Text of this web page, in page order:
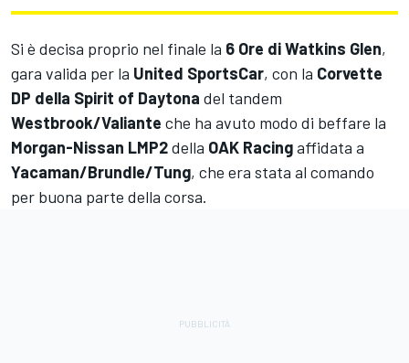
Si è decisa proprio nel finale la 6 Ore di Watkins Glen,
gara valida per la United SportsCar, con la Corvette
DP della Spirit of Daytona del tandem
Westbrook/Valiante che ha avuto modo di beffare la
Morgan-Nissan LMP2della OAK Racingaffidata a
Yacaman/Brundle/Tung, che era stata al comando
per buona parte della corsa.